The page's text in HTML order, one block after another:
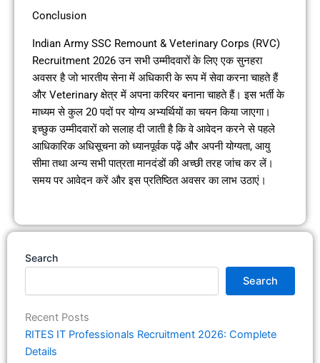
Conclusion
Indian Army SSC Remount & Veterinary Corps (RVC)
Recruitment 2026 उन सभी उम्मीदवारों के लिए एक सुनहरा
अवसर है जो भारतीय सेना में अधिकारी के रूप में सेवा करना चाहते हैं
और Veterinary क्षेत्र में अपना करियर बनाना चाहते हैं। इस भर्ती के
माध्यम से कुल 20 पदों पर योग्य अभ्यर्थियों का चयन किया जाएगा।
इच्छुक उम्मीदवारों को सलाह दी जाती है कि वे आवेदन करने से पहले
आधिकारिक अधिसूचना को ध्यानपूर्वक पढ़ें और अपनी योग्यता, आयु
सीमा तथा अन्य सभी पात्रता मानदंडों की अच्छी तरह जांच कर लें।
समय पर आवेदन करें और इस प्रतिष्ठित अवसर का लाभ उठाएं।
Search
Search
Recent Posts
RITES IT Professionals Recruitment 2026: Complete
Details